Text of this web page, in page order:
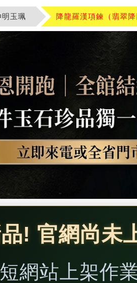
玉珮 降龍羅漢項鍊（翡翠
! 官網尚未
網站上架作